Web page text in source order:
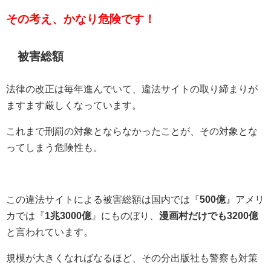
その考え、かなり危険です！
被害総額
法律の改正は毎年進んでいて、違法サイトの取り締まりが
ますます厳しくなっています。
これまで刑罰の対象とならなかったことが、その対象とな
ってしまう危険性も。
この違法サイトによる被害総額は国内では『500億 』アメリ
カでは『1兆3000億 』にものぼり、 漫画村だけでも3200億
と言われています。
規模が大きくなればなるほど、その分出版社も警察も対策